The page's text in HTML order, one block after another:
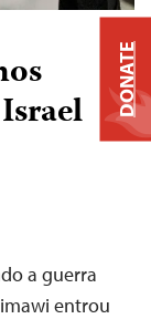
a guerra
entrou
DONATE